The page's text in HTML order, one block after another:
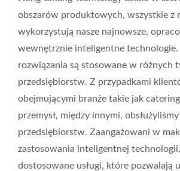
obszarów produktowych, wszystkie z
wykorzystują nasze najnowsze,
wewnętrznie inteligentne technologie.
rozwiązania są stosowane w różnych
przedsiębiorstw. Z przypadkami
obejmującymi branże takie jak
przemysł, między innymi,
przedsiębiorstw. Zaangażowani w
zastosowania inteligentnej
dostosowane usługi, które pozwalają